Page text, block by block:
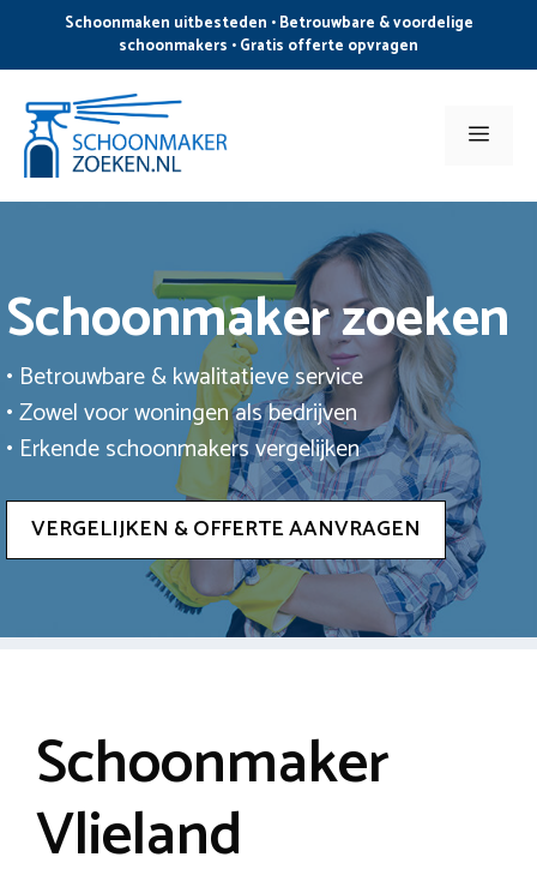
de
inhoud
Schoonmaken uitbesteden • Betrouwbare & voordelige
schoonmakers • Gratis offerte opvragen
Menu
Schoonmaker zoeken
• Betrouwbare & kwalitatieve service
• Zowel voor woningen als bedrijven
• Erkende schoonmakers vergelijken
VERGELIJKEN & OFFERTE AANVRAGEN
Schoonmaker
Vlieland